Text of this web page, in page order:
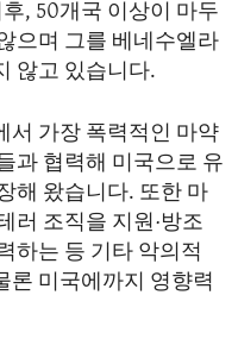
, 50개국 이상이 마두
으며 그를 베네수엘라
않고 있습니다.
서 가장 폭력적인 마약
과 협력해 미국으로 유
해 왔습니다. 또한 마
러 조직을 지원·방조
하는 등 기타 악의적
론 미국에까지 영향력